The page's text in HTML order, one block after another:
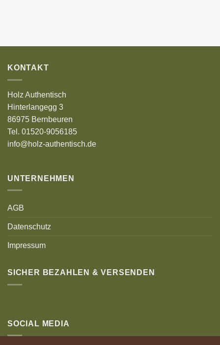
KONTAKT
Holz Authentisch
Hinterlangegg 3
86975 Bernbeuren
Tel. 01520-9056185
info@holz-authentisch.de
UNTERNEHMEN
AGB
Datenschutz
Impressum
SICHER BEZAHLEN & VERSENDEN
SOCIAL MEDIA